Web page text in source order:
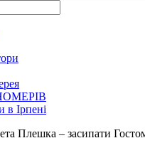
в Ірпені
Плешка – засипати